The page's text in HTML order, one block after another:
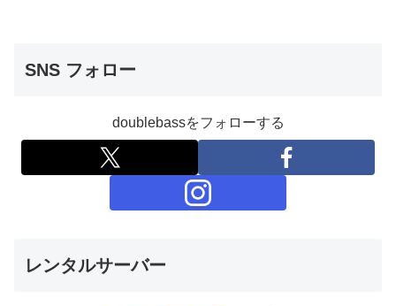
SNS フォロー
doublebassをフォローする
レンタルサーバー